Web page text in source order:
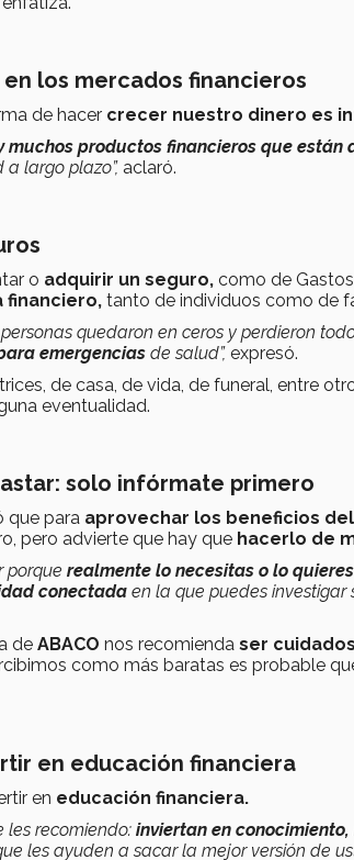
los mercados financieros
de hacer crecer nuestro dinero es
muchos productos financieros que están
largo plazo”, aclaró.
o adquirir un seguro, como de
financiero, tanto de individuos como de
quedaron en ceros y perdieron
emergencias de salud”, expresó.
de casa, de vida, de funeral, entre
eventualidad.
solo infórmate primero
que para aprovechar los beneficios
pero advierte que hay que hacerlo de
porque realmente lo necesitas o lo quieres
conectada en la que puedes investigar
de ABACO nos recomienda ser
como más baratas es probable
en educación financiera
en educación financiera.
les recomiendo: inviertan en
les ayuden a sacar la mejor versión de